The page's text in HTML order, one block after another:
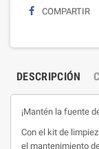
COMPARTIR
DESCRIPCIÓN
¡Mantén la fuente
Con el kit de
el mantenimiento